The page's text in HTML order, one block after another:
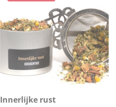
Innerlijke rust